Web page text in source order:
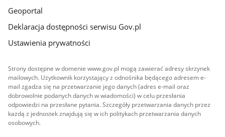
Geoportal
Deklaracja dostępności serwisu Gov.pl
Ustawienia prywatności
Strony dostępne w domenie www.gov.pl mogą zawierać adresy skrzynek
mailowych. Użytkownik korzystający z odnośnika będącego adresem e-
mail zgadza się na przetwarzanie jego danych (adres e-mail oraz
dobrowolnie podanych danych w wiadomości) w celu przesłania
odpowiedzi na przesłane pytania. Szczegóły przetwarzania danych przez
każdą z jednostek znajdują się w ich politykach przetwarzania danych
osobowych.